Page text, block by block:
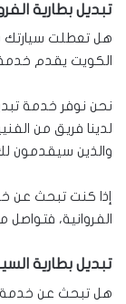
تبديل بطارية
هل تعطلت سيارتك
الكويت يقدم
لدينا فريق من
والذين سيقدمون
إذا كنت تبحث عن
الفروانية،
تبديل بطارية
هل تبحث عن خدمة